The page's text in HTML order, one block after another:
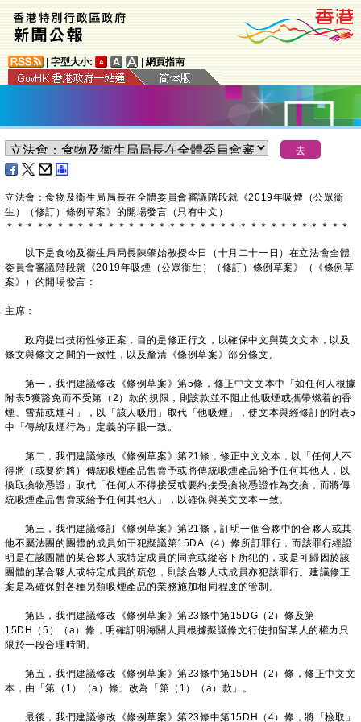
字型大小: 網頁指南
立法會：食物及衞生局局長在全體委員會審議階段就《2019年吸煙（公眾衞
生）（修訂）條例草案》的開場發言（只有中文）
＊ ＊ ＊ ＊ ＊ ＊ ＊ ＊ ＊ ＊ ＊ ＊ ＊ ＊ ＊ ＊ ＊ ＊ ＊ ＊ ＊ ＊ ＊ ＊ ＊ ＊ ＊ ＊ ＊ ＊ ＊ ＊ ＊ ＊
以下是食物及衞生局局長陳肇始教授今日（十月二十一日）在立法會全體
委員會審議階段就《2019年吸煙（公眾衞生）（修訂）條例草案》（《條例草
案》）的開場發言：
主席：
政府提出技術性修正案，目的是修正行文，以確保中文與英文文本，以及
條文與條文之間的一致性，以及釐清《條例草案》部分條文。
第一，我們建議修改《條例草案》第5條，修正中文文本中「如任何人根據
附表5獲豁免而不受第（2）款的規限，則該款並不阻止他吸煙或攜帶燃着的香
煙、雪茄或煙斗」，以「該人吸用」取代「他吸煙」，使文本與經修訂的附表5
中「傳統吸煙行為」定義的字眼一致。
第二，我們建議修改《條例草案》第21條，修正中文文本，以「任何人不
得將（或要約將）傳統吸煙產品售賣予或將傳統吸煙產品給予任何其他人，以
換取換物憑證」取代「任何人不得接受或要約接受換物憑證作為交換，而將傳
統吸煙產品售賣或給予任何其他人」，以確保與英文文本一致。
第三，我們建議修訂《條例草案》第21條，訂明一個合夥中的合夥人或其
他不屬法團的團體的成員如干犯擬議第15DA（4）條所訂罪行，而該罪行經證
明是在該團體的某合夥人或特定成員的同意或縱容下所犯的，或是可歸因於該
團體的某合夥人或特定成員的疏忽，則該合夥人或成員亦犯該罪行。建議修正
案是為確保對各種另類吸煙產品的業務施加相同程度的管制。
第四，我們建議修改《條例草案》第23條中第15DG（2）條及第
15DH（5）（a）條，明確訂明海關人員根據擬議條文行使扣留某人的權力只
限於一段合理時間。
第五，我們建議修改《條例草案》第23條中第15DH（2）條，修正中文文
本，由「第（1）（a）條」改為「第（1）（a）款」。
最後，我們建議修改《條例草案》第23條中第15DH（4）條，將「檢取」